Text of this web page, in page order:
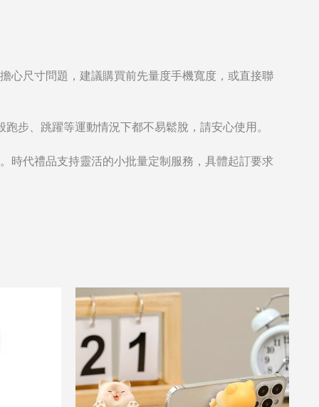
心尺寸問題，建議購買前先量度手機寬度，或直接聯
步、跳躍等運動情況下都不易鬆脫，請安心使用。
時代禮品支持靈活的小批量定制服務，具體起訂要求